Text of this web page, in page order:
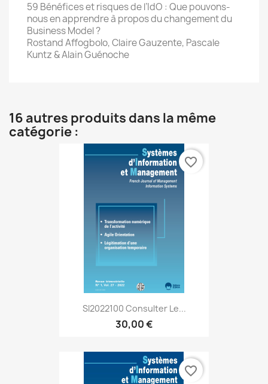
59 Bénéfices et risques de l’IdO : Que pouvons-
nous en apprendre à propos du changement du
Business Model ?
Rostand Affogbolo, Claire Gauzente, Pascale
Kuntz & Alain Guénoche
16 autres produits dans la même
catégorie :
SI2022100 Consulter Le...
30,00 €
favorite_border
favorite_border